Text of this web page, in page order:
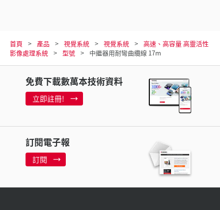
首頁 產品 視覺系統 視覺系統
高速、高容量 高靈活性
影像處理系統
型號 中繼器用耐彎曲纜線 17m
免費下載數萬本技術資料
立即註冊!
訂閱電子報
訂閱